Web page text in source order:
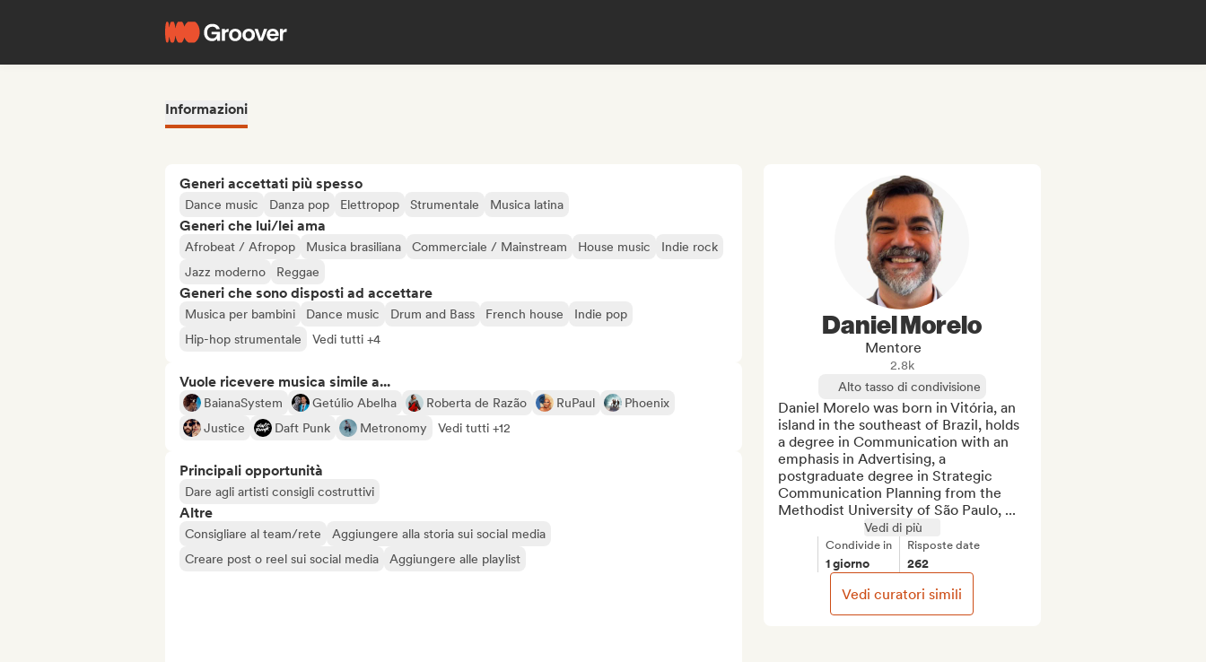
Informazioni
Generi accettati più spesso
Dance music Danza pop Elettropop Strumentale Musica latina
Generi che lui/lei ama
Afrobeat / Afropop Musica brasiliana Commerciale / Mainstream House music
Indie rock
Jazz moderno
Reggae
Generi che sono disposti ad accettare
Musica per bambini Dance music Drum and Bass French house
Indie pop
Hip-hop strumentale
Vedi tutti +4
Vuole ricevere musica simile a...
BaianaSystem Getúlio Abelha Roberta de Razão RuPaul
Phoenix
Justice
Daft Punk Metronomy Vedi tutti +12
Principali opportunità
Dare agli artisti consigli costruttivi
Altre
Consigliare al team/rete
Aggiungere alla storia sui social media
Creare post o reel sui social media
Aggiungere alle playlist
Daniel Morelo
Mentore
2.8k
Alto tasso di condivisione
Daniel Morelo was born in Vitória, an
island in the southeast of Brazil, holds
a degree in Communication with an
emphasis in Advertising, a
postgraduate degree in Strategic
Communication Planning from the
Methodist University of São Paulo, ...
Vedi di più
Condivide in
1 giorno
Risposte date
262
Vedi curatori simili